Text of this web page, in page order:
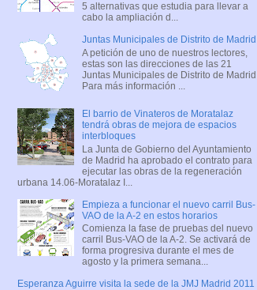
5 alternativas que estudia para llevar a
cabo la ampliación d...
Juntas Municipales de Distrito de Madrid
A petición de uno de nuestros lectores,
estas son las direcciones de las 21
Juntas Municipales de Distrito de Madrid .
Para más información ...
El barrio de Vinateros de Moratalaz
tendrá obras de mejora de espacios
interbloques
La Junta de Gobierno del Ayuntamiento
de Madrid ha aprobado el contrato para
ejecutar las obras de la regeneración
urbana 14.06-Moratalaz I...
Empieza a funcionar el nuevo carril Bus-
VAO de la A-2 en estos horarios
Comienza la fase de pruebas del nuevo
carril Bus-VAO de la A-2. Se activará de
forma progresiva durante el mes de
agosto y la primera semana...
Esperanza Aguirre visita la sede de la JMJ Madrid 2011